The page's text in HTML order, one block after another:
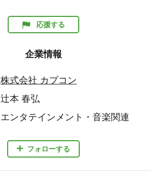
応援する
企業情報
フォローする
株式会社 カプコン
辻本 春弘
エンタテインメント・音楽関連